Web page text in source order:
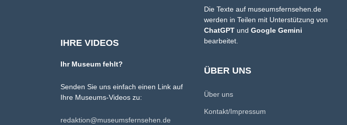
IHRE VIDEOS
Ihr Museum fehlt?
Senden Sie uns einfach einen Link auf
Ihre Museums-Videos zu:
redaktion@museumsfernsehen.de
Die Texte auf museumsfernsehen.de
werden in Teilen mit Unterstützung von
ChatGPT und Google Gemini
bearbeitet.
ÜBER UNS
Über uns
Kontakt/Impressum